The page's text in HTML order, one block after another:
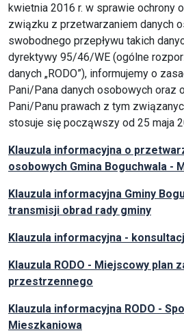
kwietnia 2016 r. w sprawie ochrony
związku z przetwarzaniem danych
swobodnego przepływu takich
dyrektywy 95/46/WE (ogólne
danych „RODO”), informujemy o
Pani/Pana danych osobowych oraz
Pani/Panu prawach z tym
stosuje się począwszy od 25 maja
Klauzula informacyjna o
osobowych Gmina Boguchwala -
Klauzula informacyjna Gminy
transmisji obrad rady gminy
Klauzula informacyjna -
Klauzula RODO - Miejscowy plan
przestrzennego
Klauzula informacyjna RODO -
Mieszkaniowa